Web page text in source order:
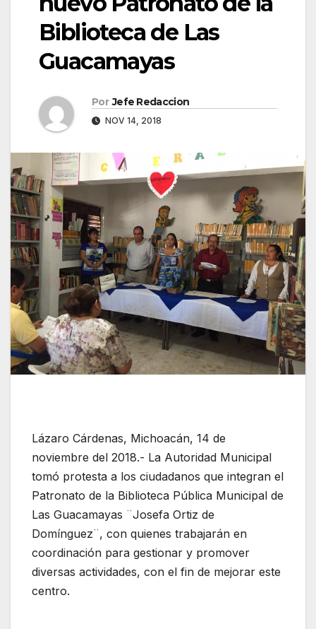
Biblioteca de Las
Guacamayas
Por Jefe Redaccion
NOV 14, 2018
Lázaro Cárdenas, Michoacán, 14 de
noviembre del 2018.- La Autoridad Municipal
tomó protesta a los ciudadanos que integran el
Patronato de la Biblioteca Pública Municipal de
Las Guacamayas ¨Josefa Ortiz de
Domínguez¨, con quienes trabajarán en
coordinación para gestionar y promover
diversas actividades, con el fin de mejorar este
centro.